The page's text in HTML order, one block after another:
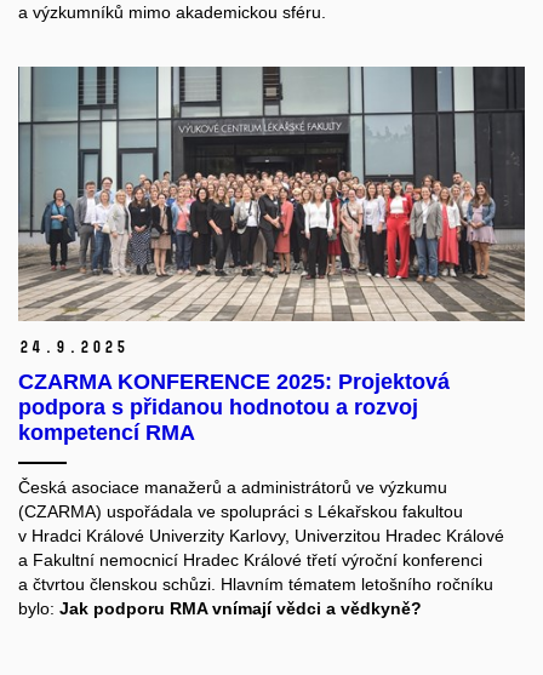
a výzkumníků mimo akademickou sféru.
24. 9. 2025
CZARMA KONFERENCE 2025: Projektová
podpora s přidanou hodnotou a rozvoj
kompetencí RMA
Česká asociace manažerů a administrátorů ve výzkumu
(CZARMA) uspořádala ve spolupráci s Lékařskou fakultou
v Hradci Králové Univerzity Karlovy, Univerzitou Hradec Králové
a Fakultní nemocnicí Hradec Králové třetí výroční konferenci
a čtvrtou členskou schůzi. Hlavním tématem letošního ročníku
bylo: Jak podporu RMA vnímají vědci a vědkyně?